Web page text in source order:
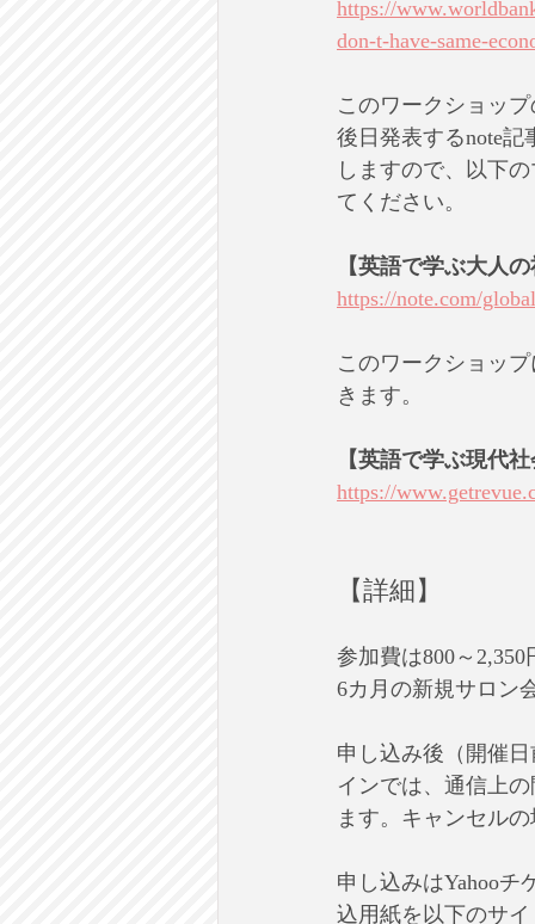
https://
don-t-have-same-
このワークショッ
後日発表するnote
しますので、以下
てください。
【英語で学ぶ大人
https://note.com/
このワークショッ
きます。
【英語で学ぶ現代
https://
【詳細】
参加費は800～
6カ月の新規サロン
申し込み後（開催
インでは、通信上
ます。キャンセル
申し込みはYahooチ
込用紙を以下のサ